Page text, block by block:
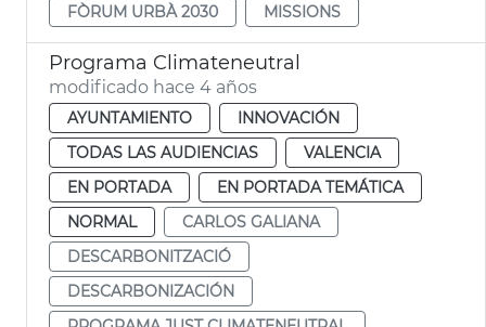
FÒRUM URBÀ 2030
MISSIONS
Programa Climateneutral
modificado hace 4 años
AYUNTAMIENTO
INNOVACIÓN
TODAS LAS AUDIENCIAS
VALENCIA
EN PORTADA
EN PORTADA TEMÁTICA
NORMAL
CARLOS GALIANA
DESCARBONITZACIÓ
DESCARBONIZACIÓN